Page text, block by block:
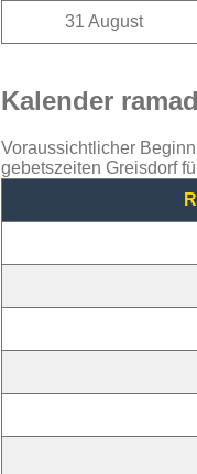
31 August
Kalender
Voraussichtlicher
gebetszeiten Greisdorf